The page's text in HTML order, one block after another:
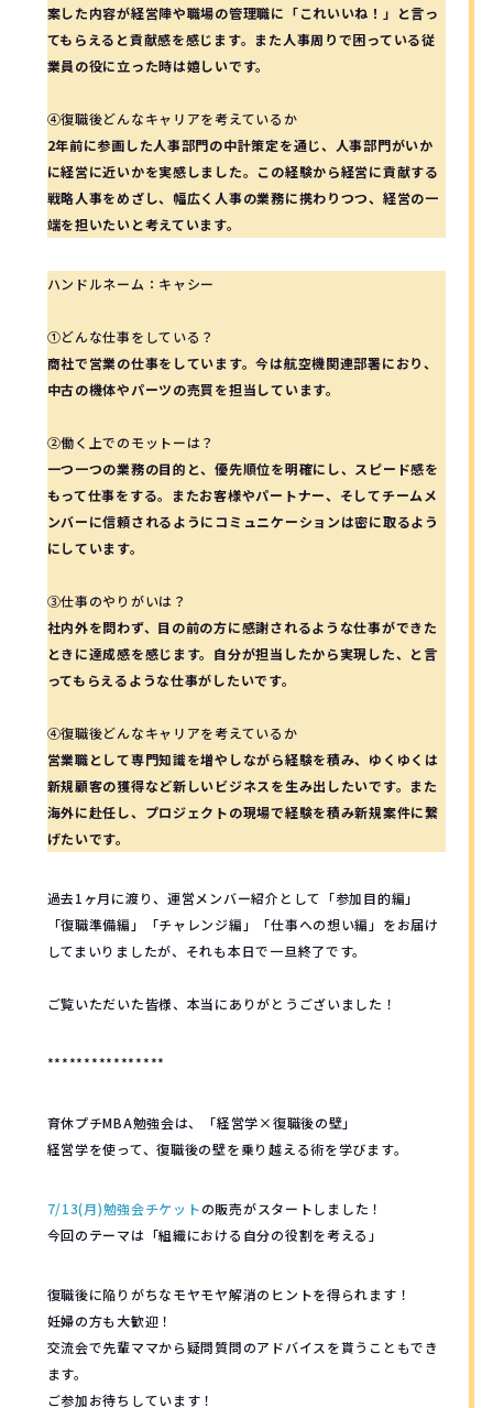
案した内容が経営陣や職場の管理職に「これいいね！」と言っ
てもらえると貢献感を感じます。また人事周りで困っている従
業員の役に立った時は嬉しいです。
④復職後どんなキャリアを考えているか
2年前に参画した人事部門の中計策定を通じ、人事部門がいか
に経営に近いかを実感しました。この経験から経営に貢献する
戦略人事をめざし、幅広く人事の業務に携わりつつ、経営の一
端を担いたいと考えています。
ハンドルネーム：キャシー
①どんな仕事をしている？
商社で営業の仕事をしています。今は航空機関連部署におり、
中古の機体やパーツの売買を担当しています。
②働く上でのモットーは？
一つ一つの業務の目的と、優先順位を明確にし、スピード感を
もって仕事をする。またお客様やパートナー、そしてチームメ
ンバーに信頼されるようにコミュニケーションは密に取るよう
にしています。
③仕事のやりがいは？
社内外を問わず、目の前の方に感謝されるような仕事ができた
ときに達成感を感じます。自分が担当したから実現した、と言
ってもらえるような仕事がしたいです。
④復職後どんなキャリアを考えているか
営業職として専門知識を増やしながら経験を積み、ゆくゆくは
新規顧客の獲得など新しいビジネスを生み出したいです。また
海外に赴任し、プロジェクトの現場で経験を積み新規案件に繋
げたいです。
過去1ヶ月に渡り、運営メンバー紹介として「参加目的編」
「復職準備編」「チャレンジ編」「仕事への想い編」をお届け
してまいりましたが、それも本日で一旦終了です。
ご覧いただいた皆様、本当にありがとうございました！
****************
育休プチMBA勉強会は、「経営学×復職後の壁」
経営学を使って、復職後の壁を乗り越える術を学びます。
7/13(月)勉強会チケットの販売がスタートしました！
今回のテーマは「組織における自分の役割を考える」
復職後に陥りがちなモヤモヤ解消のヒントを得られます！
妊婦の方も大歓迎！
交流会で先輩ママから疑問質問のアドバイスを貰うこともでき
ます。
ご参加お待ちしています！